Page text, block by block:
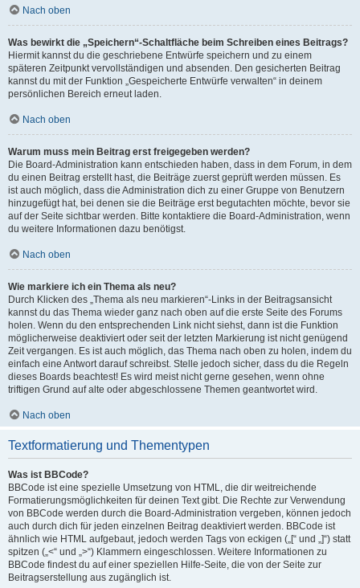
Nach oben
Was bewirkt die „Speichern“-Schaltfläche beim Schreiben eines Beitrags?
Hiermit kannst du die geschriebene Entwürfe speichern und zu einem
späteren Zeitpunkt vervollständigen und absenden. Den gesicherten Beitrag
kannst du mit der Funktion „Gespeicherte Entwürfe verwalten“ in deinem
persönlichen Bereich erneut laden.
Nach oben
Warum muss mein Beitrag erst freigegeben werden?
Die Board-Administration kann entschieden haben, dass in dem Forum, in dem
du einen Beitrag erstellt hast, die Beiträge zuerst geprüft werden müssen. Es
ist auch möglich, dass die Administration dich zu einer Gruppe von Benutzern
hinzugefügt hat, bei denen sie die Beiträge erst begutachten möchte, bevor sie
auf der Seite sichtbar werden. Bitte kontaktiere die Board-Administration, wenn
du weitere Informationen dazu benötigst.
Nach oben
Wie markiere ich ein Thema als neu?
Durch Klicken des „Thema als neu markieren“-Links in der Beitragsansicht
kannst du das Thema wieder ganz nach oben auf die erste Seite des Forums
holen. Wenn du den entsprechenden Link nicht siehst, dann ist die Funktion
möglicherweise deaktiviert oder seit der letzten Markierung ist nicht genügend
Zeit vergangen. Es ist auch möglich, das Thema nach oben zu holen, indem du
einfach eine Antwort darauf schreibst. Stelle jedoch sicher, dass du die Regeln
dieses Boards beachtest! Es wird meist nicht gerne gesehen, wenn ohne
triftigen Grund auf alte oder abgeschlossene Themen geantwortet wird.
Nach oben
Textformatierung und Thementypen
Was ist BBCode?
BBCode ist eine spezielle Umsetzung von HTML, die dir weitreichende
Formatierungsmöglichkeiten für deinen Text gibt. Die Rechte zur Verwendung
von BBCode werden durch die Board-Administration vergeben, können jedoch
auch durch dich für jeden einzelnen Beitrag deaktiviert werden. BBCode ist
ähnlich wie HTML aufgebaut, jedoch werden Tags von eckigen („[“ und „]“) statt
spitzen („<“ und „>“) Klammern eingeschlossen. Weitere Informationen zu
BBCode findest du auf einer speziellen Hilfe-Seite, die von der Seite zur
Beitragserstellung aus zugänglich ist.